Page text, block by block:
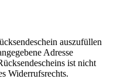
auszufüllen
Adresse
ist nicht
Widerrufsrechts.